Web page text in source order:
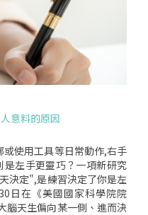
"肥胖"列為控制變因,而肥
教授說:"如果要我做一個基
,大概有四分之一到一半可
教授認為這樣的定
釋這整件事並不難,目前看
需要做的,是釐清除了肥胖
氣污染與內分泌干擾化學
致的結果.複雜的雙重化學
緒穩定、能量和新陳代謝中
的身體脂肪會加速體內的芳
素轉化為雌激素(Estroge
療法的誤解:醫學界目前對
激烈爭論.因為與一般人的
維生素C,以及約8公克糖分,
30公克游離糖攝取量的三
克都可算作每日"五蔬果"的
或浸泡於果汁中的產品,而
份蔬果,但游離糖含量較高,
鳳梨含有維生素C及鳳梨
凍鳳梨通常在採收後迅速
減少食物浪費；罐頭鳳梨
天然膳食纖維,雖然每80公
日30公克仍有一段差距.鳳
、抗發炎及抗菌作用.鳳梨
.2023年一篇統整53項研究
鼻竇炎,也因抗發炎作用可
意料的原因
使用工具等日常動作,右手
左手更靈巧？一項新研究
決定",是練習決定了你是左
日在《美國國家科學院院
腦天生偏向某一側、進而決